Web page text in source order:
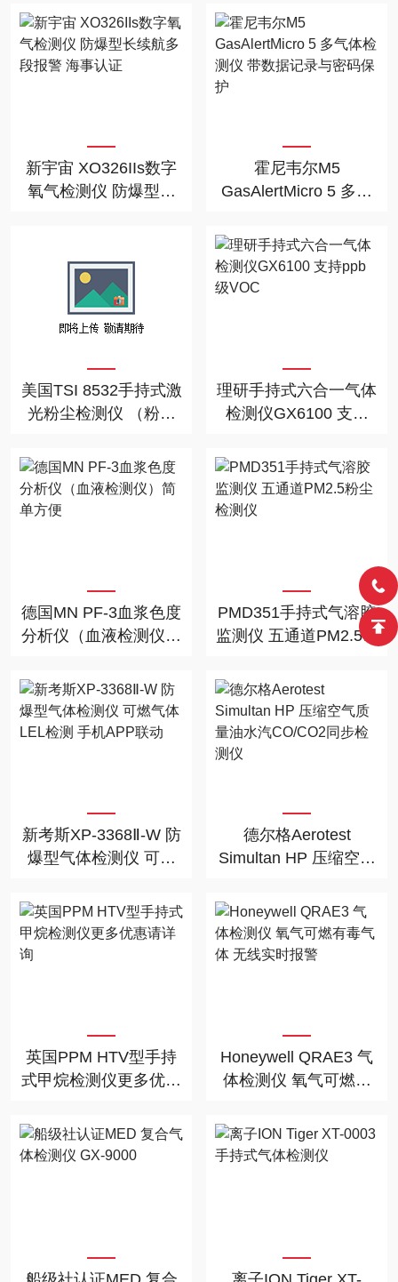
新宇宙 XO326IIs数字
氧气检测仪 防爆型长
霍尼韦尔M5
GasAlertMicro 5 多气
与密码保护
美国TSI 8532手持式激
光粉尘检测仪 （粉尘
理研手持式六合一气体
检测仪GX6100 支持
德国MN PF-3血浆色度
分析仪（血液检测仪）
PMD351手持式气溶胶
监测仪 五通道PM2.5粉
新考斯XP-3368Ⅱ-W 防
爆型气体检测仪 可燃
联动
德尔格Aerotest
Simultan HP 压缩空气
步检测仪
英国PPM HTV型手持
式甲烷检测仪更多优惠
Honeywell QRAE3 气
体检测仪 氧气可燃有